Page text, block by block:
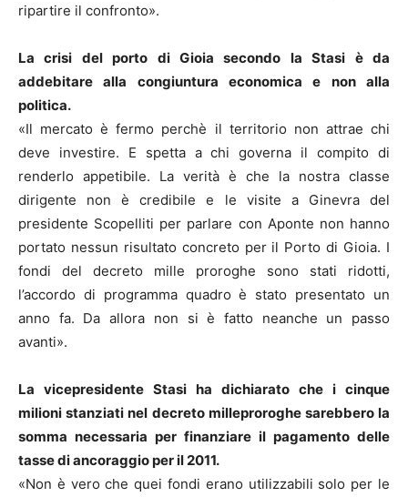
ripartire il confronto».
La crisi del porto di Gioia secondo la Stasi è da
addebitare alla congiuntura economica e non alla
politica.
«Il mercato è fermo perchè il territorio non attrae chi
deve investire. E spetta a chi governa il compito di
renderlo appetibile. La verità è che la nostra classe
dirigente non è credibile e le visite a Ginevra del
presidente Scopelliti per parlare con Aponte non hanno
portato nessun risultato concreto per il Porto di Gioia. I
fondi del decreto mille proroghe sono stati ridotti,
l’accordo di programma quadro è stato presentato un
anno fa. Da allora non si è fatto neanche un passo
avanti».
La vicepresidente Stasi ha dichiarato che i cinque
milioni stanziati nel decreto milleproroghe sarebbero la
somma necessaria per finanziare il pagamento delle
tasse di ancoraggio per il 2011.
«Non è vero che quei fondi erano utilizzabili solo per le